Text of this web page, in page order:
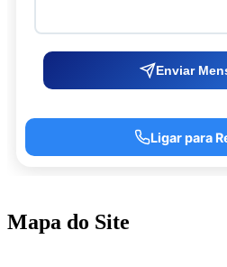
Enviar
Ligar para
Mapa do Site